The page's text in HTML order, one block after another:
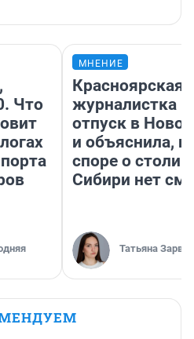
Что
МНЕНИЕ
Красноярская
журналистка
отпуск в
и объяснила,
споре о
Сибири нет
Татьяна Зарва